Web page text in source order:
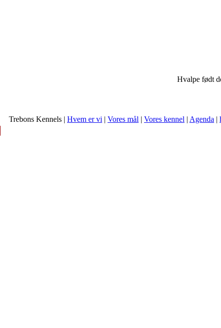
Hvalpe født
Trebons Kennels | Hvem er vi | Vores mål | Vores kennel | Agenda |